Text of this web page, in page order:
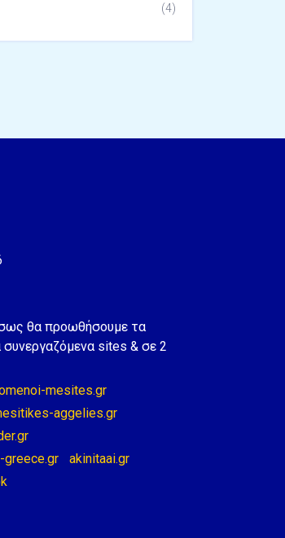
(4)
θα προωθήσουμε τα
sites & σε 2
mesites.gr
aggelies.gr
greece.gr
akinitaai.gr